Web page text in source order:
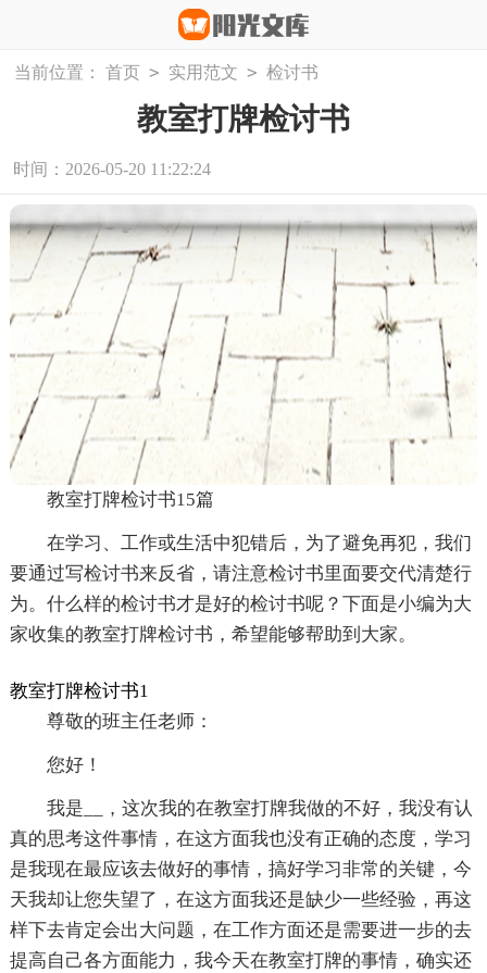
当前位置： 首页 > 实用范文 > 检讨书
教室打牌检讨书
时间：2026-05-20 11:22:24
教室打牌检讨书15篇
在学习、工作或生活中犯错后，为了避免再犯，我们
要通过写检讨书来反省，请注意检讨书里面要交代清楚行
为。什么样的检讨书才是好的检讨书呢？下面是小编为大
家收集的教室打牌检讨书，希望能够帮助到大家。
教室打牌检讨书1
尊敬的班主任老师：
您好！
我是__，这次我的在教室打牌我做的不好，我没有认
真的思考这件事情，在这方面我也没有正确的态度，学习
是我现在最应该去做好的事情，搞好学习非常的关键，今
天我却让您失望了，在这方面我还是缺少一些经验，再这
样下去肯定会出大问题，在工作方面还是需要进一步的去
提高自己各方面能力，我今天在教室打牌的事情，确实还